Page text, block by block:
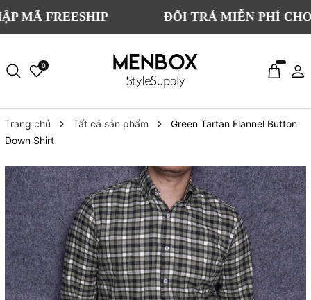
ĐỔI TRẢ MIỄN PHÍ CHO TẤT
0
Trang chủ Tất cả sản phẩm
Green Tartan Flannel Button
Down Shirt